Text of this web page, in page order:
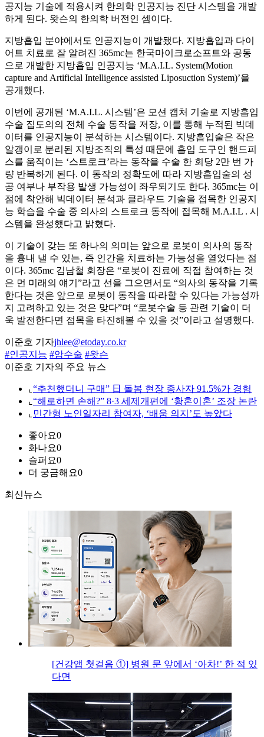
공지능 기술에 적용시켜 한의학 인공지능 진단 시스템을 개발
하게 된다. 왓슨의 한의학 버전인 셈이다.
지방흡입 분야에서도 인공지능이 개발됐다. 지방흡입과 다이
어트 치료로 잘 알려진 365mc는 한국마이크로소프트와 공동
으로 개발한 지방흡입 인공지능 ‘M.A.I.L. System(Motion
capture and Artificial Intelligence assisted Liposuction System)’을
공개했다.
이번에 공개된 ‘M.A.I.L. 시스템’은 모션 캡처 기술로 지방흡입
수술 집도의의 전체 수술 동작을 저장, 이를 통해 누적된 빅데
이터를 인공지능이 분석하는 시스템이다. 지방흡입술은 작은
알갱이로 분리된 지방조직의 특성 때문에 흡입 도구인 핸드피
스를 움직이는 ‘스트로크’라는 동작을 수술 한 회당 2만 번 가
량 반복하게 된다. 이 동작의 정확도에 따라 지방흡입술의 성
공 여부나 부작용 발생 가능성이 좌우되기도 한다. 365mc는 이
점에 착안해 빅데이터 분석과 클라우드 기술을 접목한 인공지
능 학습을 수술 중 의사의 스트로크 동작에 접목해 M.A.I.L . 시
스템을 완성했다고 밝혔다.
이 기술이 갖는 또 하나의 의미는 앞으로 로봇이 의사의 동작
을 흉내 낼 수 있는, 즉 인간을 치료하는 가능성을 열었다는 점
이다. 365mc 김남철 회장은 “로봇이 진료에 직접 참여하는 것
은 먼 미래의 얘기”라고 선을 그으면서도 “의사의 동작을 기록
한다는 것은 앞으로 로봇이 동작을 따라할 수 있다는 가능성까
지 고려하고 있는 것은 맞다”며 “로봇수술 등 관련 기술이 더
욱 발전한다면 접목을 타진해볼 수 있을 것”이라고 설명했다.
이준호 기자jhlee@etoday.co.kr
#인공지능 #암수술 #왓슨
이준호 기자의 주요 뉴스
⌞ “추천했더니 구매” 日 돌봄 현장 종사자 91.5%가 경험
⌞ “해로하면 손해?” 8·3 세제개편에 ‘황혼이혼’ 조장 논란
⌞ 민간형 노인일자리 참여자, ‘배움 의지’도 높았다
좋아요0
화나요0
슬퍼요0
더 궁금해요0
최신뉴스
[건강앱 첫걸음 ①] 병원 문 앞에서 ‘아차!’ 한 적 있
다면